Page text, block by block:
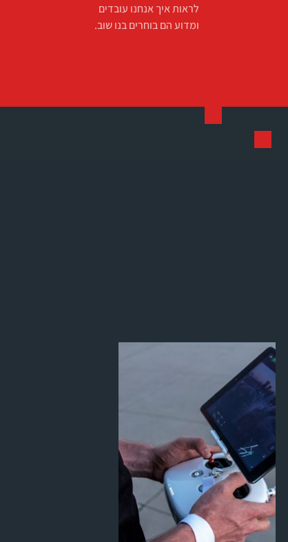
לראות איך אנחנו עובדים
ומדוע הם בוחרים בנו שוב.